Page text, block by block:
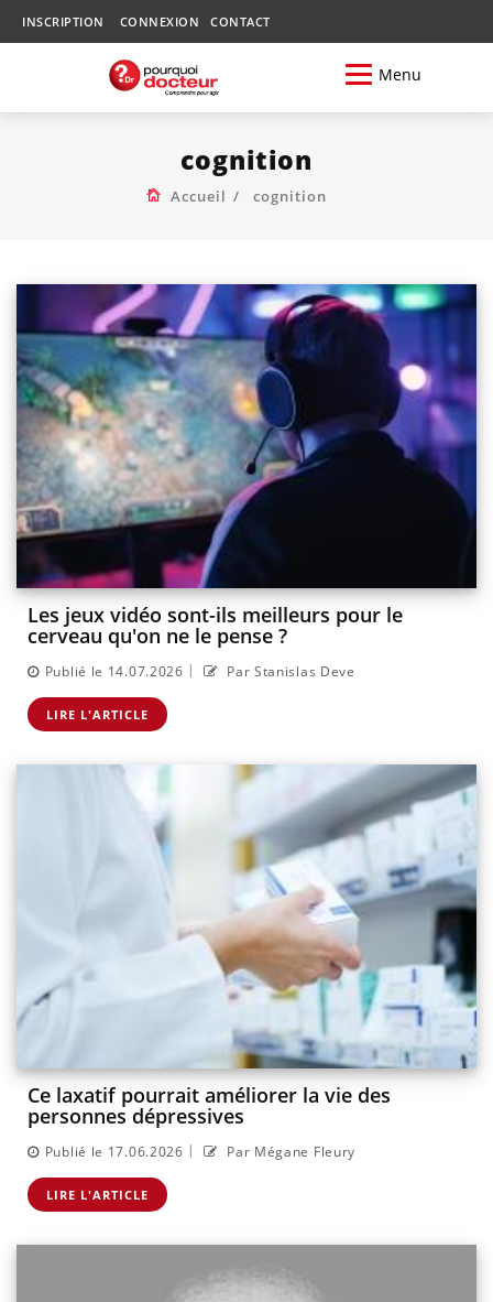
INSCRIPTION CONNEXION CONTACT
Menu
cognition
Accueil cognition
Les jeux vidéo sont-ils meilleurs pour le
cerveau qu'on ne le pense ?
Publié le 14.07.2026 | Par Stanislas Deve
LIRE L'ARTICLE
Ce laxatif pourrait améliorer la vie des
personnes dépressives
Publié le 17.06.2026 | Par Mégane Fleury
LIRE L'ARTICLE